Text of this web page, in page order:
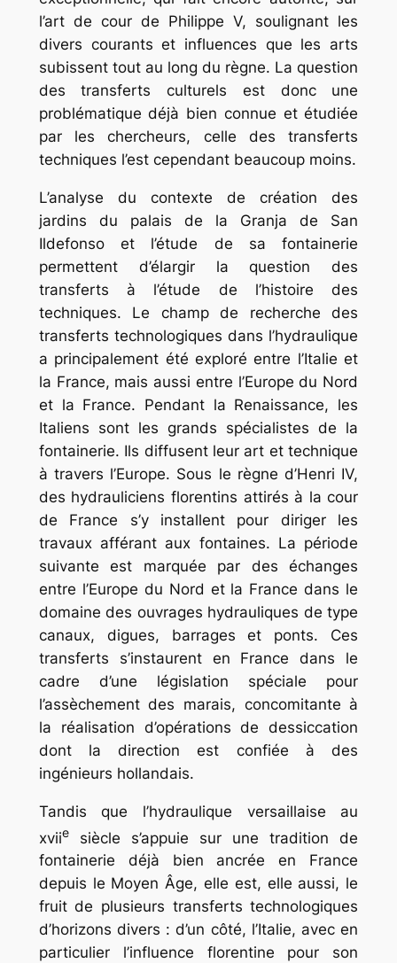
l’art de cour de Philippe V, soulignant les
divers courants et influences que les arts
subissent tout au long du règne. La question
des transferts culturels est donc une
problématique déjà bien connue et étudiée
par les chercheurs, celle des transferts
techniques l’est cependant beaucoup moins.
L’analyse du contexte de création des
jardins du palais de la Granja de San
Ildefonso et l’étude de sa fontainerie
permettent d’élargir la question des
transferts à l’étude de l’histoire des
techniques. Le champ de recherche des
transferts technologiques dans l’hydraulique
a principalement été exploré entre l’Italie et
la France, mais aussi entre l’Europe du Nord
et la France. Pendant la Renaissance, les
Italiens sont les grands spécialistes de la
fontainerie. Ils diffusent leur art et technique
à travers l’Europe. Sous le règne d’Henri IV,
des hydrauliciens florentins attirés à la cour
de France s’y installent pour diriger les
travaux afférant aux fontaines. La période
suivante est marquée par des échanges
entre l’Europe du Nord et la France dans le
domaine des ouvrages hydrauliques de type
canaux, digues, barrages et ponts. Ces
transferts s’instaurent en France dans le
cadre d’une législation spéciale pour
l’assèchement des marais, concomitante à
la réalisation d’opérations de dessiccation
dont la direction est confiée à des
ingénieurs hollandais.
Tandis que l’hydraulique versaillaise au
xviiesiècle s’appuie sur une tradition de
fontainerie déjà bien ancrée en France
depuis le Moyen Âge, elle est, elle aussi, le
fruit de plusieurs transferts technologiques
d’horizons divers : d’un côté, l’Italie, avec en
particulier l’influence florentine pour son